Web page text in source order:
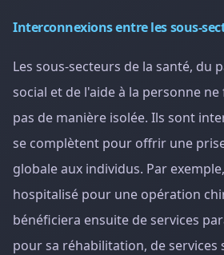
Interconnexions entre les sous-
Les sous-secteurs de la santé, du
social et de l'aide à la personne
pas de manière isolée. Ils sont
se complètent pour offrir une
globale aux individus. Par
hospitalisé pour une opération
bénéficiera ensuite de services
pour sa réhabilitation, de services